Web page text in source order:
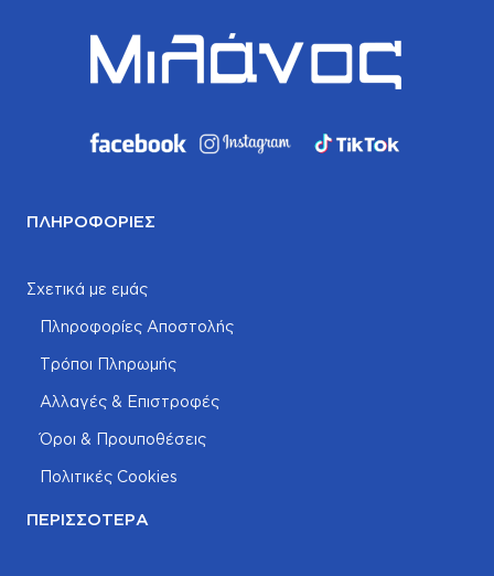
ΠΛΗΡΟΦΟΡΊΕΣ
Σχετικά με εμάς
Πληροφορίες Αποστολής
Τρόποι Πληρωμής
Αλλαγές & Επιστροφές
Όροι & Προυποθέσεις
Πολιτικές Cookies
ΠΕΡΙΣΣΌΤΕΡΑ